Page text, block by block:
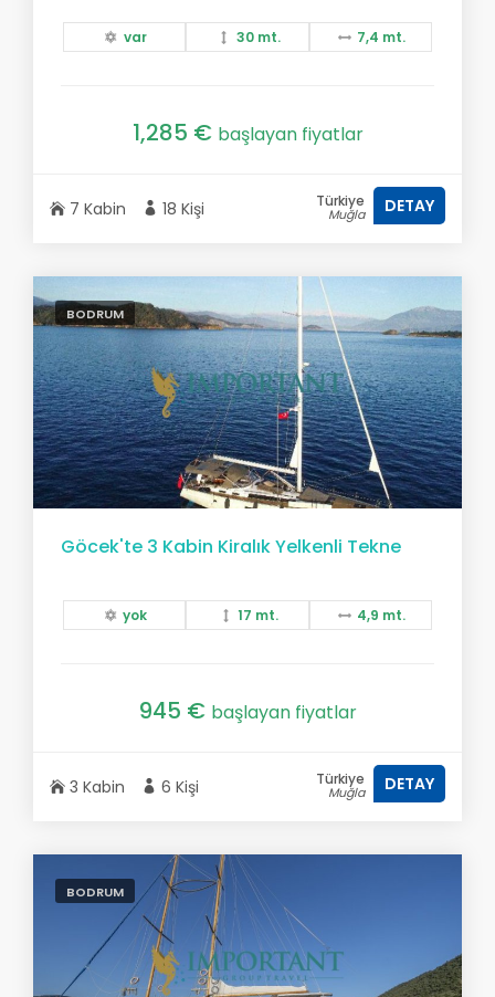
var 30 mt. 7,4 mt.
1,285 € başlayan fiyatlar
7 Kabin 18 Kişi Türkiye
Muğla DETAY
BODRUM
Göcek'te 3 Kabin Kiralık Yelkenli Tekne
yok 17 mt. 4,9 mt.
945 € başlayan fiyatlar
3 Kabin 6 Kişi Türkiye
Muğla DETAY
BODRUM